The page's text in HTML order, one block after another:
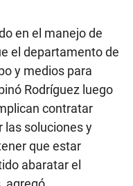
en el manejo de
el departamento de
y medios para
Rodríguez luego
contratar
las soluciones y
que estar
abaratar el